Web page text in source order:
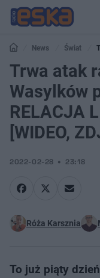
News Świat
RELACJA LIVE 28.02.2022
Trwa atak
Wasylków
RELACJA
[WIDEO,
2022-02-28 23:18
Róża Karsznia
To już piąty